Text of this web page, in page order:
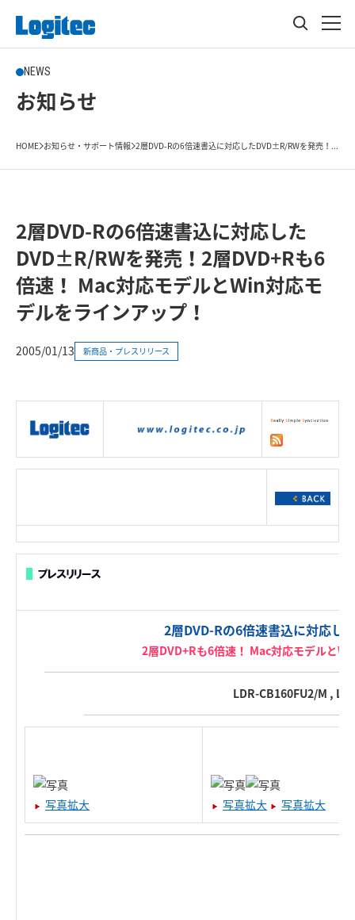
NEWS
お知らせ
HOME お知らせ・サポート情報 2層DVD-Rの6倍速書込に対応したDVD±R/RWを発売！...
2層DVD-Rの6倍速書込に対応した
DVD±R/RWを発売！2層DVD+Rも6
倍速！ Mac対応モデルとWin対応モ
デルをラインアップ！
2005/01/13 新商品・プレスリリース
2層DVD-Rの6倍速書込に対応し
2層DVD+Rも6倍速！ Mac対応モデルと
LDR-CB160FU2/M ,
写真拡大 写真拡大 写真拡大